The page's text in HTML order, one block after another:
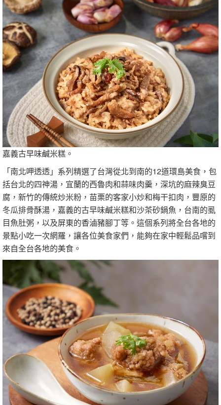
嘉義古早味鹹米糕。
「南北呷透透」系列精選了台灣從北到南的12道環島美食，包
括台北的四神湯，宜蘭的西魯肉和蒜味肉羹，深坑的麻辣臭豆
腐，新竹的傳統炒米粉，苗栗的客家小炒和梅干扣肉，豐原的
冬瓜排骨酥湯，嘉義的古早味鹹米糕和沙茶砂鍋魚，台南的虱
目魚肚粥，以及屏東的香滷豬腳丁等。這個系列將全台各地的
景點小吃一次網羅，讓各位美食家們，能夠在家中輕鬆品嚐到
來自全台各地的美食。